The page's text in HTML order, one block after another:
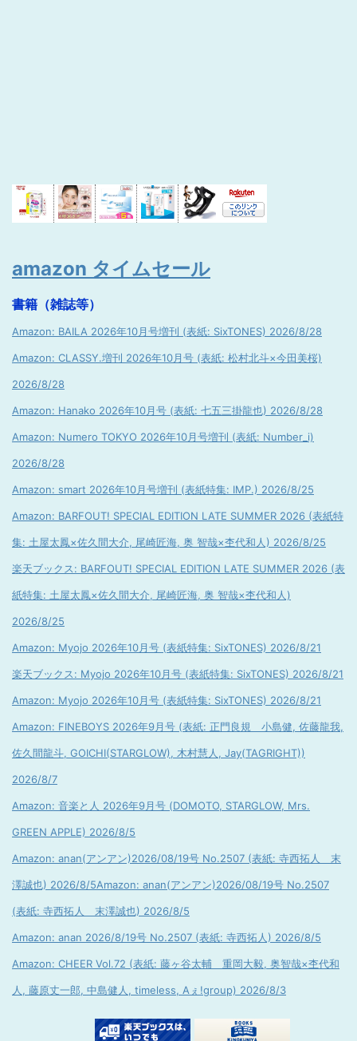
amazon タイムセール
書籍（雑誌等）
Amazon: BAILA 2026年10月号増刊 (表紙: SixTONES) 2026/8/28
Amazon: CLASSY.増刊 2026年10月号 (表紙: 松村北斗×今田美桜)
2026/8/28
Amazon: Hanako 2026年10月号 (表紙: 七五三掛龍也) 2026/8/28
Amazon: Numero TOKYO 2026年10月号増刊 (表紙: Number_i)
2026/8/28
Amazon: smart 2026年10月号増刊 (表紙特集: IMP.) 2026/8/25
Amazon: BARFOUT! SPECIAL EDITION LATE SUMMER 2026 (表紙特
集: 土屋太鳳×佐久間大介, 尾崎匠海, 奥 智哉×杢代和人) 2026/8/25
楽天ブックス: BARFOUT! SPECIAL EDITION LATE SUMMER 2026 (表
紙特集: 土屋太鳳×佐久間大介, 尾崎匠海, 奥 智哉×杢代和人)
2026/8/25
Amazon: Myojo 2026年10月号 (表紙特集: SixTONES) 2026/8/21
楽天ブックス: Myojo 2026年10月号 (表紙特集: SixTONES) 2026/8/21
Amazon: Myojo 2026年10月号 (表紙特集: SixTONES) 2026/8/21
Amazon: FINEBOYS 2026年9月号 (表紙: 正門良規 小島健, 佐藤龍我,
佐久間龍斗, GOICHI(STARGLOW), 木村慧人, Jay(TAGRIGHT))
2026/8/7
Amazon: 音楽と人 2026年9月号 (DOMOTO, STARGLOW, Mrs.
GREEN APPLE) 2026/8/5
Amazon: anan(アンアン)2026/08/19号 No.2507 (表紙: 寺西拓人 末
澤誠也) 2026/8/5Amazon: anan(アンアン)2026/08/19号 No.2507
(表紙: 寺西拓人 末澤誠也) 2026/8/5
Amazon: anan 2026/8/19号 No.2507 (表紙: 寺西拓人) 2026/8/5
Amazon: CHEER Vol.72 (表紙: 藤ヶ谷太輔 重岡大毅, 奥智哉×杢代和
人, 藤原丈一郎, 中島健人, timeless, Aぇ!group) 2026/8/3